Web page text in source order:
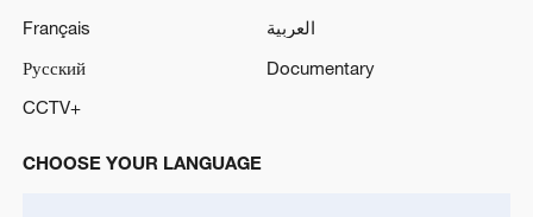
Français
العربية
Русский
Documentary
CCTV+
CHOOSE YOUR LANGUAGE